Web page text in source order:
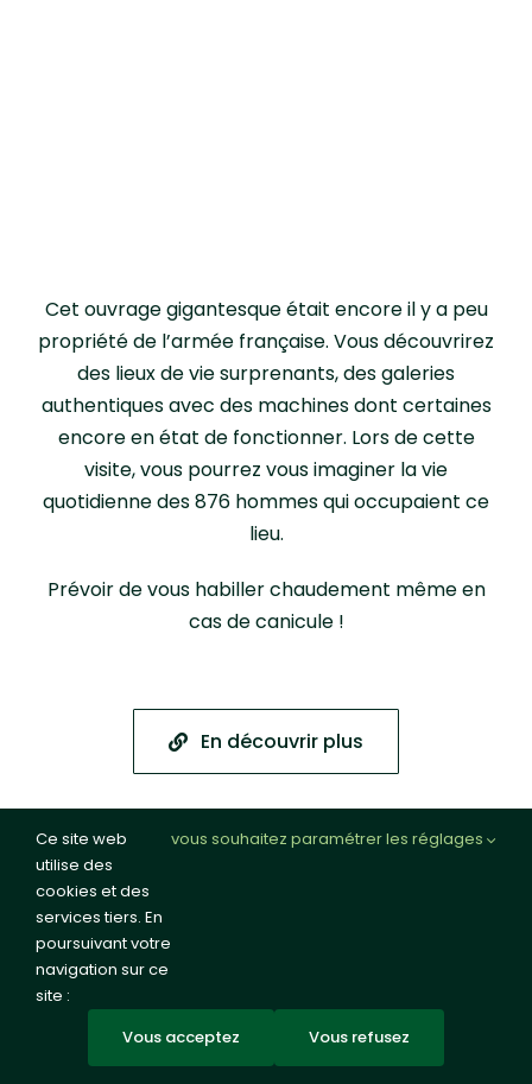
Cet ouvrage gigantesque était encore il y a peu
propriété de l’armée française. Vous découvrirez
des lieux de vie surprenants, des galeries
authentiques avec des machines dont certaines
encore en état de fonctionner. Lors de cette
visite, vous pourrez vous imaginer la vie
quotidienne des 876 hommes qui occupaient ce
lieu.
Prévoir de vous habiller chaudement même en
cas de canicule !
En découvrir plus
FORT CASSO – OUVRAGE
DE LA LIGNE MAGINOT
Ce site web
utilise des
cookies et des
services tiers. En
poursuivant votre
navigation sur ce
site :
vous souhaitez paramétrer les réglages
Vous acceptez Vous refusez